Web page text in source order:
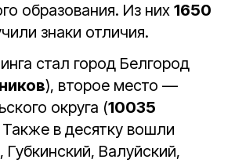
образования. Из них 1650
знаки отличия.
стал город Белгород
), второе место —
округа (10035
Также в десятку вошли
Губкинский, Валуйский,